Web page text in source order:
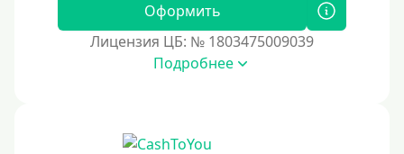
10000 руб
Оформить
Лицензия ЦБ: № 1803475009039
Подробнее